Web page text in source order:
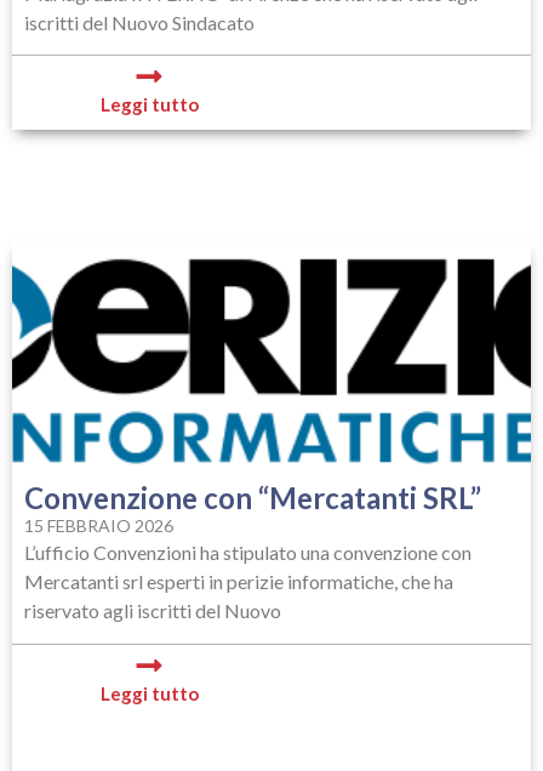
iscritti del Nuovo Sindacato
Leggi tutto
Convenzione con “Mercatanti SRL”
15 FEBBRAIO 2026
L’ufficio Convenzioni ha stipulato una convenzione con
Mercatanti srl esperti in perizie informatiche, che ha
riservato agli iscritti del Nuovo
Leggi tutto